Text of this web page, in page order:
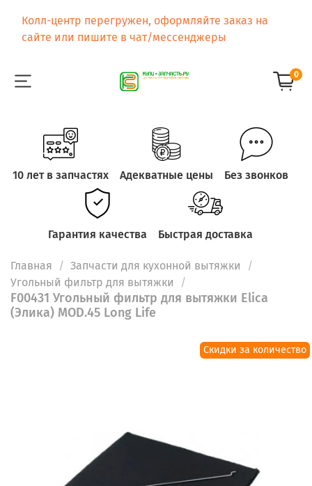
Колл-центр перегружен, оформляйте заказ на
сайте или пишите в чат/мессенджеры
0
10 лет в запчастях Адекватные цены Без звонков
Гарантия качества Быстрая доставка
Главная
Запчасти для кухонной вытяжки
Угольный фильтр для вытяжки
F00431 Угольный фильтр для вытяжки Elica
(Элика) MOD.45 Long Life
Скидки за количество